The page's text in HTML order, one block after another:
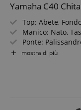
Yamaha C40
Top: Abete,
Manico: Nato,
Ponte:
Scala: 650mm
mostra di più